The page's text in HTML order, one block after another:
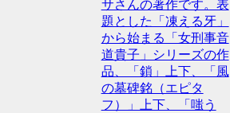
サさんの著作です。表
題とした「凍える牙」
から始まる「女刑事音
道貴子」シリーズの作
品、「鎖」上下、「風
の墓碑銘（エピタ
フ）」上下、「嗤う